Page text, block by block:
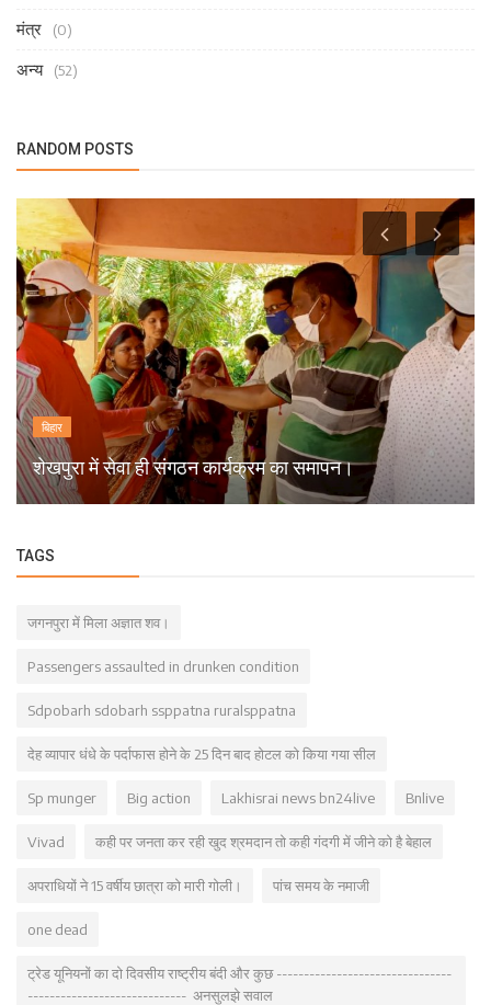
मंत्र (0)
अन्य (52)
RANDOM POSTS
बिहार
शेखपुरा में सेवा ही संगठन कार्यक्रम का समापन।
TAGS
जगनपुरा में मिला अज्ञात शव।
Passengers assaulted in drunken condition
Sdpobarh sdobarh ssppatna ruralsppatna
देह व्यापार धंधे के पर्दाफास होने के 25 दिन बाद होटल को किया गया सील
Sp munger Big action Lakhisrai news bn24live Bnlive
Vivad कही पर जनता कर रही खुद श्रमदान तो कही गंदगी में जीने को है बेहाल
अपराधियों ने 15 वर्षीय छात्रा को मारी गोली। पांच समय के नमाजी
one dead
ट्रेड यूनियनों का दो दिवसीय राष्ट्रीय बंदी और कुछ --------------------------------
----------------------------- अनसुलझे सवाल